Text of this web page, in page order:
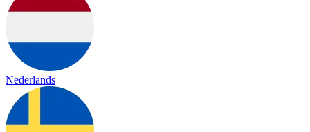
Nederlands